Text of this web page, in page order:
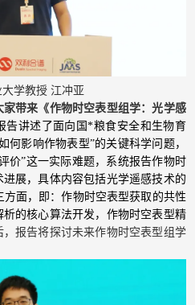
学教授 江冲亚
带来《作物时空表型组学：光学感
告讲述了面向国*粮食安全和生物育
何影响作物表型”的关键科学问题，
价”这一实际难题，系统报告作物时
展，具体内容包括光学遥感技术的
面，即：作物时空表型获取的共性
的核心算法开发，作物时空表型精
，报告将探讨未来作物时空表型组学